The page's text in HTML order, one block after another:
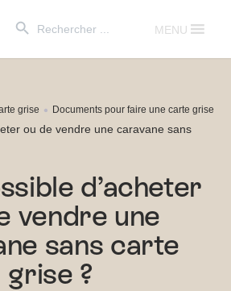
for:
MENU
grise Documents pour faire une carte grise
ou de vendre une caravane sans
d’acheter
vendre une
sans carte
grise ?